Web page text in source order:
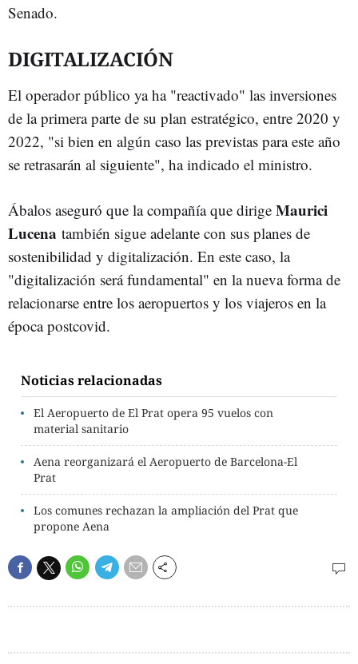
Senado.
DIGITALIZACIÓN
El operador público ya ha "reactivado" las inversiones
de la primera parte de su plan estratégico, entre 2020 y
2022, "si bien en algún caso las previstas para este año
se retrasarán al siguiente", ha indicado el ministro.
Ábalos aseguró que la compañía que dirige Maurici
Lucena también sigue adelante con sus planes de
sostenibilidad y digitalización. En este caso, la
"digitalización será fundamental" en la nueva forma de
relacionarse entre los aeropuertos y los viajeros en la
época postcovid.
Noticias relacionadas
El Aeropuerto de El Prat opera 95 vuelos con
material sanitario
Aena reorganizará el Aeropuerto de Barcelona-El
Prat
Los comunes rechazan la ampliación del Prat que
propone Aena